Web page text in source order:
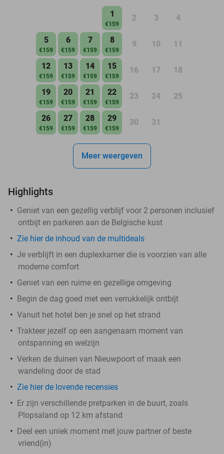
1
€159
2 3 4
5
€159
6
€159
7
€159
8
€159
9 10 11
12
€159
13
€159
14
€159
15
€159
16 17 18
19
€159
20
€159
21
€159
22
€159
23 24 25
26
€159
27
€159
28
€159
29
€159
30 31
Meer weergeven
Highlights
Geniet van een gezellig verblijf voor 2 personen inclusief
ontbijt en parkeren aan de Belgische kust
Zie hier de inhoud van de multideals
Je verblijft in een duplexkamer die is voorzien van alle
moderne comfort
Geniet van een ruime en gezellige omgeving
Begin de dag goed met een verrukkelijk ontbijt
Vanuit het hotel ben je snel op het strand
Trakteer jezelf op een aangenaam moment van
ontspanning en welzijn
Verken de duinen van Nieuwpoort of maak een
wandeling door de stad
Zie hier de lovende recensies
Er zijn verschillende pretparken in de buurt, zoals
Plopsaland op 12 km afstand
Deel een uniek moment met jouw partner of beste
vriend(in)